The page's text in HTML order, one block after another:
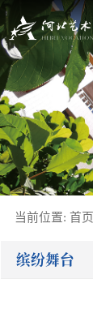
缤纷舞台
当前位置: 首页